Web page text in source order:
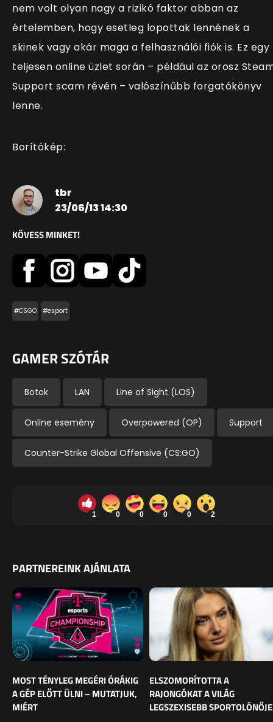
nem volt olyan nagy a rizikó faktor abban az
értelemben, hogy esetleg lopottak lennének a
skinek vagy akár maga a felhasználói fiók is. Ez egy
teljesen online üzlet során – például az orosz
Support scam révén – valószínűbb forgatókönyv
lenne.
Borítókép:
tbr
23/06/13 14:30
KÖVESS MINKET!
#CSGO #esport
GAMER SZÓTÁR
Botok LAN Line of Sight (LOS)
Online esemény Overpowered (OP) Support
Counter-Strike Global Offensive (CS:GO)
1 0 0 0 0 2
PARTNEREINK AJÁNLATA
MOST TÉNYLEG MEGÉRI ÓRÁKIG
A GÉP ELŐTT ÜLNI – MUTATJUK,
MIÉRT
ELSZOMORÍTOTTA A
RAJONGÓKAT A VILÁG
LEGSZEXISEBB SPORTOLÓNŐJE